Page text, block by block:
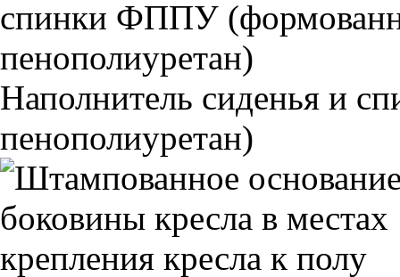
Наполнитель сиденья и
пенополиуретан)